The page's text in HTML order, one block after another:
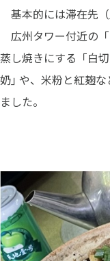
基本的には滞在先
広州タワー付近の
蒸し焼きにする「白
奶｣ や、米粉と紅麹
ました。